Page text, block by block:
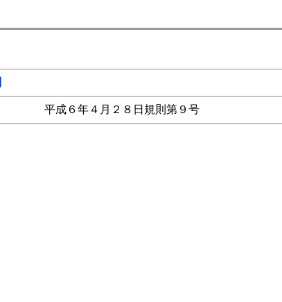
平成６年４月２８日規則第９号